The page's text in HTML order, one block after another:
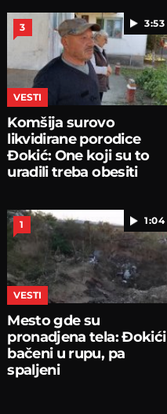
3:53
3
VESTI
Komšija surovo
likvidirane porodice
Đokić: One koji su to
uradili treba obesiti
1:04
1
VESTI
Mesto gde su
pronadjena tela: Đokići
bačeni u rupu, pa
spaljeni